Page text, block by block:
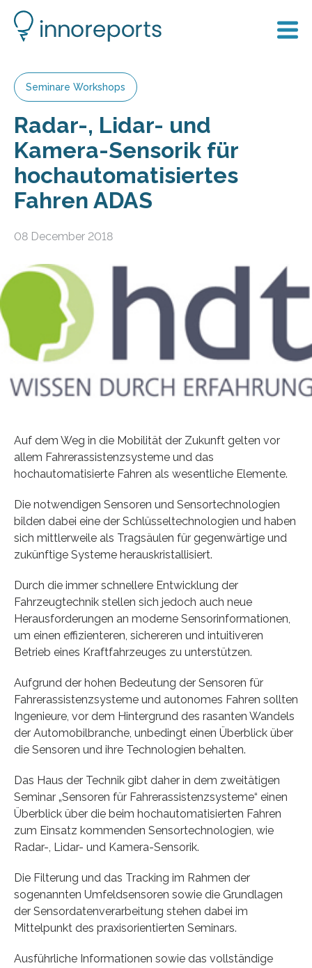
Seminare Workshops
Radar-, Lidar- und
Kamera-Sensorik für
hochautomatisiertes
Fahren ADAS
08 December 2018
Auf dem Weg in die Mobilität der Zukunft gelten vor
allem Fahrerassistenzsysteme und das
hochautomatisierte Fahren als wesentliche Elemente.
Die notwendigen Sensoren und Sensortechnologien
bilden dabei eine der Schlüsseltechnologien und haben
sich mittlerweile als Tragsäulen für gegenwärtige und
zukünftige Systeme herauskristallisiert.
Durch die immer schnellere Entwicklung der
Fahrzeugtechnik stellen sich jedoch auch neue
Herausforderungen an moderne Sensorinformationen,
um einen effizienteren, sichereren und intuitiveren
Betrieb eines Kraftfahrzeuges zu unterstützen.
Aufgrund der hohen Bedeutung der Sensoren für
Fahrerassistenzsysteme und autonomes Fahren sollten
Ingenieure, vor dem Hintergrund des rasanten Wandels
der Automobilbranche, unbedingt einen Überblick über
die Sensoren und ihre Technologien behalten.
Das Haus der Technik gibt daher in dem zweitätigen
Seminar „Sensoren für Fahrerassistenzsysteme“ einen
Überblick über die beim hochautomatisierten Fahren
zum Einsatz kommenden Sensortechnologien, wie
Radar-, Lidar- und Kamera-Sensorik.
Die Filterung und das Tracking im Rahmen der
sogenannten Umfeldsensoren sowie die Grundlagen
der Sensordatenverarbeitung stehen dabei im
Mittelpunkt des praxisorientierten Seminars.
Ausführliche Informationen sowie das vollständige